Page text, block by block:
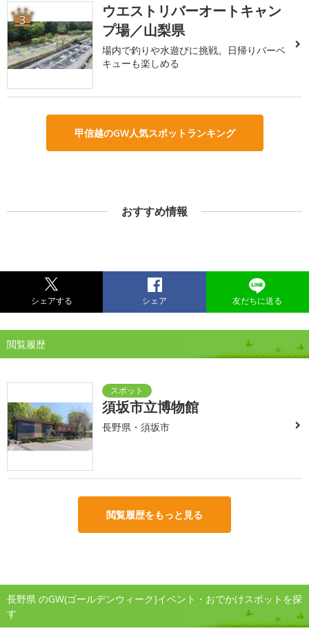
3
ウエストリバーオートキャン
プ場／山梨県
場内で釣りや水遊びに挑戦。日帰りバーベ
キューも楽しめる
甲信越のGW人気スポットランキング
おすすめ情報
シェアする シェア 友だちに送る
閲覧履歴
須坂市立博物館
長野県・須坂市
閲覧履歴をもっと見る
長野県 のGW(ゴールデンウィーク)イベント・おでかけスポットを探
す